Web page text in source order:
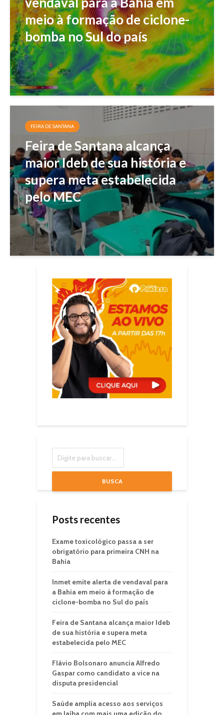
meio à formação de ciclone-
bomba no Sul do país
FEIRA DE SANTANA
Feira de Santana alcança
maior Ideb de sua história e
supera meta estabelecida
pelo MEC
BUSCA
Posts recentes
Exame toxicológico passa a ser
obrigatório para primeira CNH na
Bahia
Inmet emite alerta de vendaval para
a Bahia em meio à formação de
ciclone-bomba no Sul do país
Feira de Santana alcança maior Ideb
de sua história e supera meta
estabelecida pelo MEC
Flávio Bolsonaro anuncia Alfredo
Gaspar como candidato a vice na
disputa presidencial
Saúde amplia acesso aos serviços